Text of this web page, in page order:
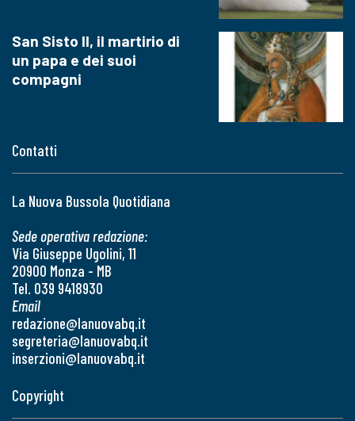
Contatti
La Nuova Bussola Quotidiana
Sede operativa redazione:
Via Giuseppe Ugolini, 11
20900 Monza - MB
Tel. 039 9418930
Email
redazione@lanuovabq.it
segreteria@lanuovabq.it
inserzioni@lanuovabq.it
San Sisto II, il martirio di
un papa e dei suoi
compagni
Copyright